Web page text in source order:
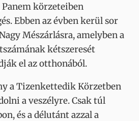
Panem körzeteiben
Ebben az évben kerül sor
Mészárlásra, amelyben a
kétszeresét
el az otthonából.
a Tizenkettedik Körzetben
a veszélyre. Csak túl
és a délutánt azzal a